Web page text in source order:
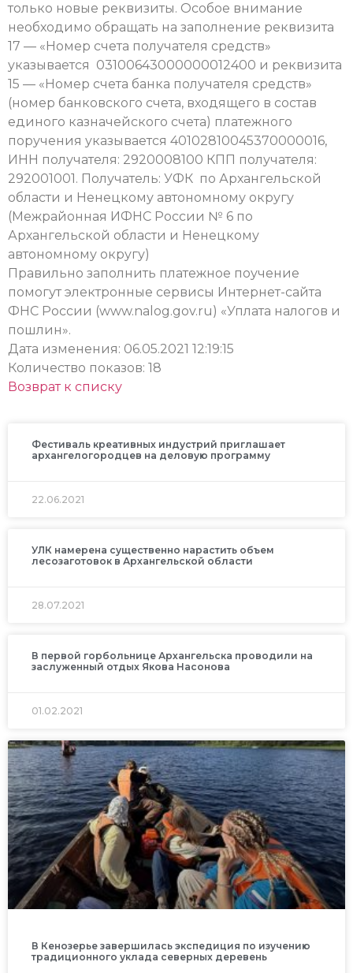
только новые реквизиты. Особое внимание
необходимо обращать на заполнение реквизита
17 — «Номер счета получателя средств»
указывается 03100643000000012400 и реквизита
15 — «Номер счета банка получателя средств»
(номер банковского счета, входящего в состав
единого казначейского счета) платежного
поручения указывается 40102810045370000016,
ИНН получателя: 2920008100 КПП получателя:
292001001. Получатель: УФК по Архангельской
области и Ненецкому автономному округу
(Межрайонная ИФНС России № 6 по
Архангельской области и Ненецкому
автономному округу)
Правильно заполнить платежное поучение
помогут электронные сервисы Интернет-сайта
ФНС России (www.nalog.gov.ru) «Уплата налогов и
пошлин».
Дата изменения: 06.05.2021 12:19:15
Количество показов: 18
Возврат к списку
Фестиваль креативных индустрий приглашает
архангелогородцев на деловую программу
22.06.2021
УЛК намерена существенно нарастить объем
лесозаготовок в Архангельской области
28.07.2021
В первой горбольнице Архангельска проводили на
заслуженный отдых Якова Насонова
01.02.2021
В Кенозерье завершилась экспедиция по изучению
традиционного уклада северных деревень